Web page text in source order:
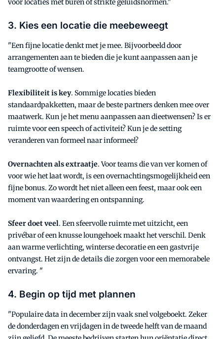
voor locaties met buren of strikte geluidsnormen."
3. Kies een locatie die meebeweegt
"Een fijne locatie denkt met je mee. Bijvoorbeeld door
arrangementen aan te bieden die je kunt aanpassen aan je
teamgrootte of wensen.
Flexibiliteit is key. Sommige locaties bieden
standaardpakketten, maar de beste partners denken mee over
maatwerk. Kun je het menu aanpassen aan dieetwensen? Is er
ruimte voor een speech of activiteit? Kun je de setting
veranderen van formeel naar informeel?
Overnachten als extraatje. Voor teams die van ver komen of
voor wie het laat wordt, is een overnachtingsmogelijkheid een
fijne bonus. Zo wordt het niet alleen een feest, maar ook een
moment van waardering en ontspanning.
Sfeer doet veel. Een sfeervolle ruimte met uitzicht, een
privébar of een knusse loungehoek maakt het verschil. Denk
aan warme verlichting, winterse decoratie en een gastvrije
ontvangst. Het zijn de details die zorgen voor een memorabele
ervaring. "
4. Begin op tijd met plannen
"Populaire data in december zijn vaak snel volgeboekt. Zeker
de donderdagen en vrijdagen in de tweede helft van de maand